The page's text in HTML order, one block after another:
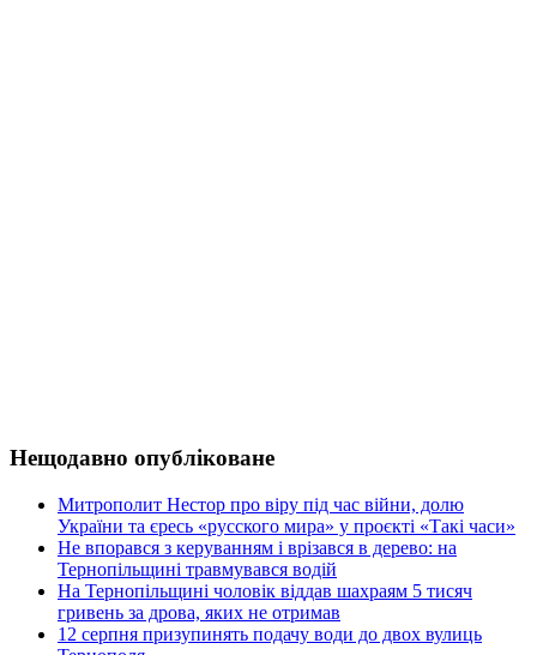
Нещодавно опубліковане
Митрополит Нестор про віру під час війни, долю
України та єресь «русского мира» у проєкті «Такі часи»
Не впорався з керуванням і врізався в дерево: на
Тернопільщині травмувався водій
На Тернопільщині чоловік віддав шахраям 5 тисяч
гривень за дрова, яких не отримав
12 серпня призупинять подачу води до двох вулиць